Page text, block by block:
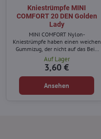
Kniestrümpfe MINI
COMFORT 20 DEN Golden
Lady
MINI COMFORT Nylon-
Kniestrümpfe haben einen weichen
Gummizug, der nicht auf das Bein
drückt.
Auf Lager
3,60 €
Ansehen